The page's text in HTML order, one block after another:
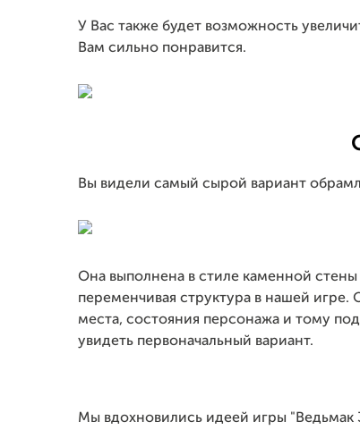
У Вас также будет возможность
Вам сильно понравится.
Вы видели самый сырой вариант
Она выполнена в стиле каменной
переменчивая структура в нашей игре.
места, состояния персонажа и тому
увидеть первоначальный вариант.
Мы вдохновились идеей игры "Ведьмак